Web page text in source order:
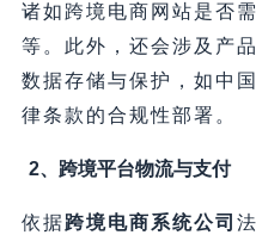
诸如跨境电商网站是否
等。此外，还会涉及产
数据存储与保护，如中
律条款的合规性部署。
2、跨境平台物流与支付
依据跨境电商系统公司